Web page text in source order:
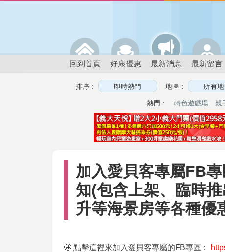
回到首頁 好康優惠 最新消息 最新留言
排序： 地區：
熱門： 特色遊戲場 親
加入愛貝客專屬FB
知(包含上架、臨時
升等海景房等各種優
🤩 點擊這裡來加入愛貝客專屬的FB專區：